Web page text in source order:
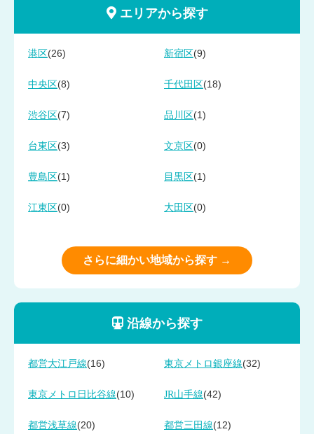
エリアから探す
港区 (26) 新宿区 (9)
中央区 (8) 千代田区 (18)
渋谷区 (7) 品川区 (1)
台東区 (3) 文京区 (0)
豊島区 (1) 目黒区 (1)
江東区 (0) 大田区 (0)
さらに細かい地域から探す →
沿線から探す
都営大江戸線(16) 東京メトロ銀座線(32)
東京メトロ日比谷線(10) JR山手線(42)
都営浅草線(20) 都営三田線(12)